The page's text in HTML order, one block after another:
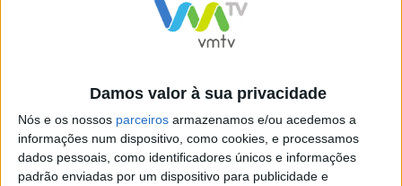
Damos valor à sua privacidade
Nós e os nossos parceiros armazenamos e/ou acedemos a
informações num dispositivo, como cookies, e processamos
dados pessoais, como identificadores únicos e informações
padrão enviadas por um dispositivo para publicidade e
ao local depararam-se com três indivíduos em fuga, a
transportar diversos objetos acabados de furtar numa
e utensílios de cozinha. Os bens recuperados foram
devolvidos ao legítimo proprietário.